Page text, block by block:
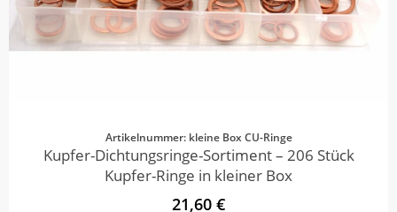
Artikelnummer: kleine Box CU-Ringe
Kupfer-Dichtungsringe-Sortiment – 206 Stück
Kupfer-Ringe in kleiner Box
21,60 €